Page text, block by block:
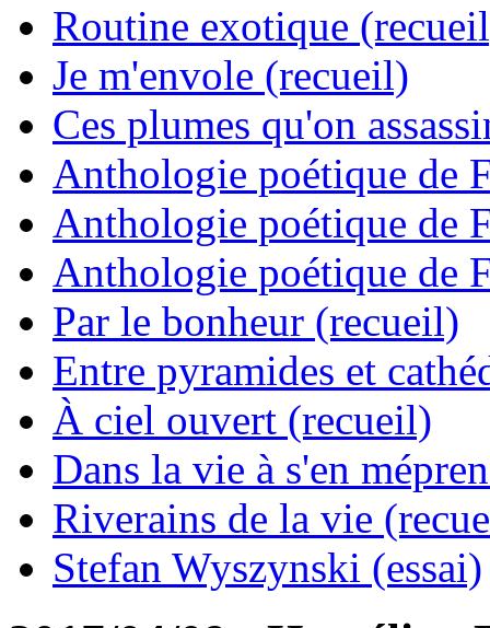
Routine exotique
Je m'envole (recueil)
Ces plumes qu'on
Anthologie poétique de
Anthologie poétique de
Anthologie poétique de
Par le bonheur (recueil)
Entre pyramides et
À ciel ouvert (recueil)
Dans la vie à s'en
Riverains de la vie
Stefan Wyszynski (essai)